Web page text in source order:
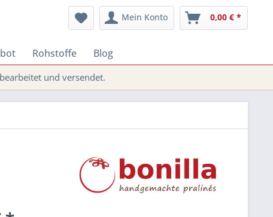
Mein Konto 0,00 € *
Rohstoffe Blog
und versendet.